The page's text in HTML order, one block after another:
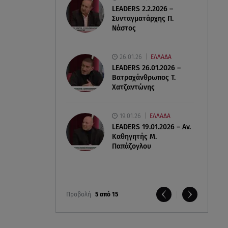
LEADERS 2.2.2026 –
Συνταγματάρχης Π.
Νάστος
26.01.26 ΕΛΛΑΔΑ
LEADERS 26.01.2026 –
Βατραχάνθρωπος Τ.
Χατζαντώνης
19.01.26 ΕΛΛΑΔΑ
LEADERS 19.01.2026 – Αν.
Καθηγητής Μ.
Παπάζογλου
Προβολή 5 από 15